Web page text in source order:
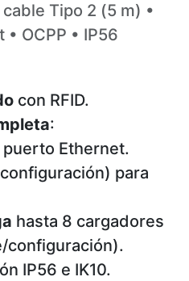
Tipo 2 (5 m) •
• OCPP • IP56
con RFID.
:
Ethernet.
para
hasta 8 cargadores
configuración).
IP56 e IK10.